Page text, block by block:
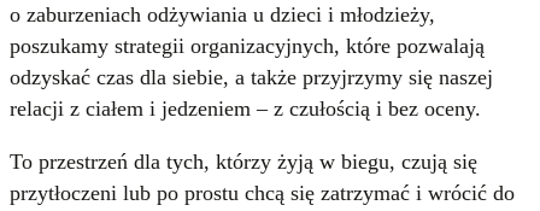
o zaburzeniach odżywiania u dzieci i młodzieży,
poszukamy strategii organizacyjnych, które pozwalają
odzyskać czas dla siebie, a także przyjrzymy się naszej
relacji z ciałem i jedzeniem – z czułością i bez oceny.
To przestrzeń dla tych, którzy żyją w biegu, czują się
przytłoczeni lub po prostu chcą się zatrzymać i wrócić do